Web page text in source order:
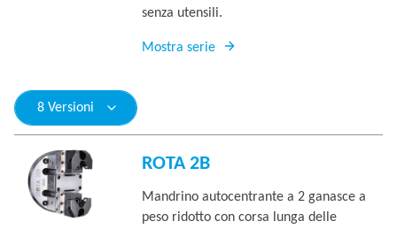
senza utensili.
Mostra serie
8 Versioni
ROTA 2B
Mandrino autocentrante a 2 ganasce a
peso ridotto con corsa lunga delle